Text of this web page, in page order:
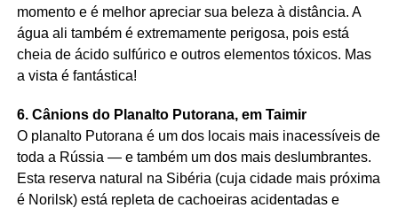
momento e é melhor apreciar sua beleza à distância. A
água ali também é extremamente perigosa, pois está
cheia de ácido sulfúrico e outros elementos tóxicos. Mas
a vista é fantástica!
6. Cânions do Planalto Putorana, em Taimir
O planalto Putorana é um dos locais mais inacessíveis de
toda a Rússia — e também um dos mais deslumbrantes.
Esta reserva natural na Sibéria (cuja cidade mais próxima
é Norilsk) está repleta de cachoeiras acidentadas e